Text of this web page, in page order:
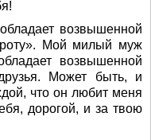
возвышенной
Мой милый муж
возвышенной
Может быть, и
что он любит меня
дорогой, и за твою